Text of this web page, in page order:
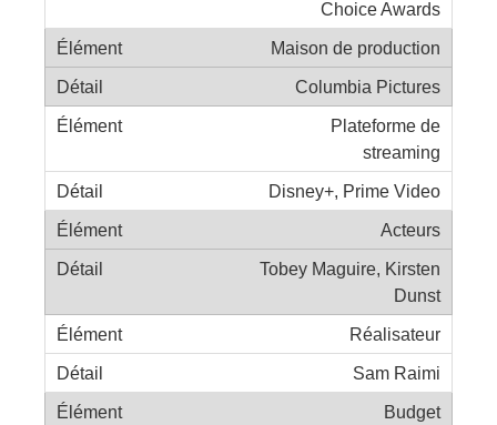
Choice Awards
Maison de production
Columbia Pictures
Plateforme de
streaming
Disney+, Prime Video
Acteurs
Tobey Maguire, Kirsten
Dunst
Réalisateur
Sam Raimi
Budget